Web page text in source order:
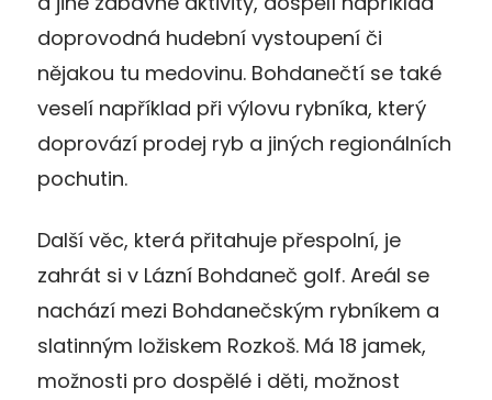
doprovodná hudební vystoupení či
nějakou tu medovinu. Bohdanečtí se také
veselí například při výlovu rybníka, který
doprovází prodej ryb a jiných regionálních
pochutin.
Další věc, která přitahuje přespolní, je
zahrát si v Lázní Bohdaneč golf. Areál se
nachází mezi Bohdanečským rybníkem a
slatinným ložiskem Rozkoš. Má 18 jamek,
možnosti pro dospělé i děti, možnost